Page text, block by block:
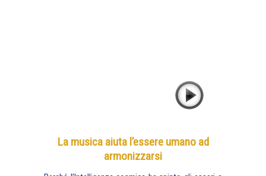
La musica aiuta l’essere umano ad
armonizzarsi